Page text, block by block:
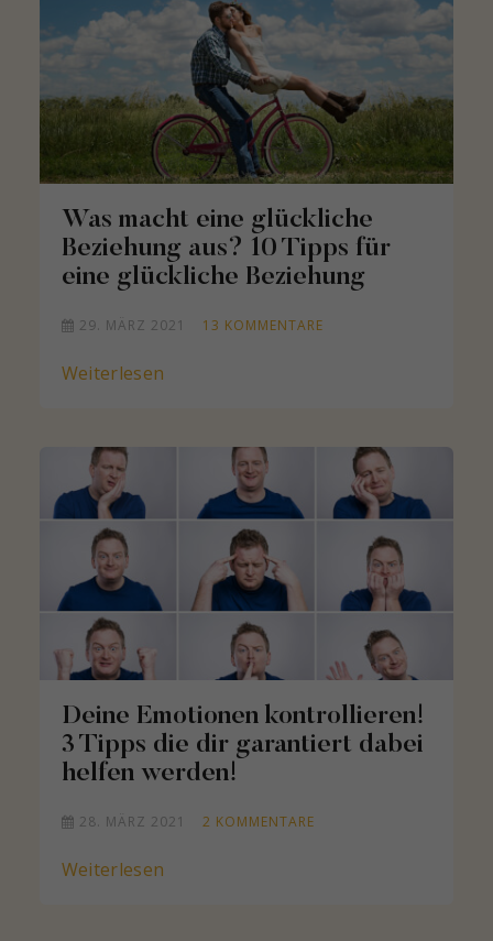
Was macht eine glückliche
Beziehung aus? 10 Tipps für
eine glückliche Beziehung
29. MÄRZ 2021 13 KOMMENTARE
Weiterlesen
Deine Emotionen kontrollieren!
3 Tipps die dir garantiert dabei
helfen werden!
28. MÄRZ 2021 2 KOMMENTARE
Weiterlesen